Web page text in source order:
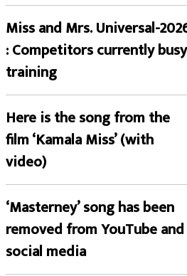
Miss and Mrs. Universal-
: Competitors currently busy
training
Here is the song from the
film ‘Kamala Miss’ (with
video)
‘Masterney’ song has been
removed from YouTube and
social media